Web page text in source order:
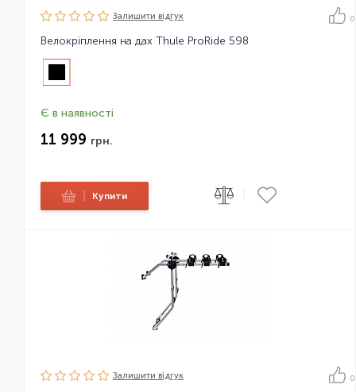
Залишити вiдгук 0
Велокріплення на дах Thule ProRide 598
Є в наявності
11 999 грн.
Купити
Залишити вiдгук 0